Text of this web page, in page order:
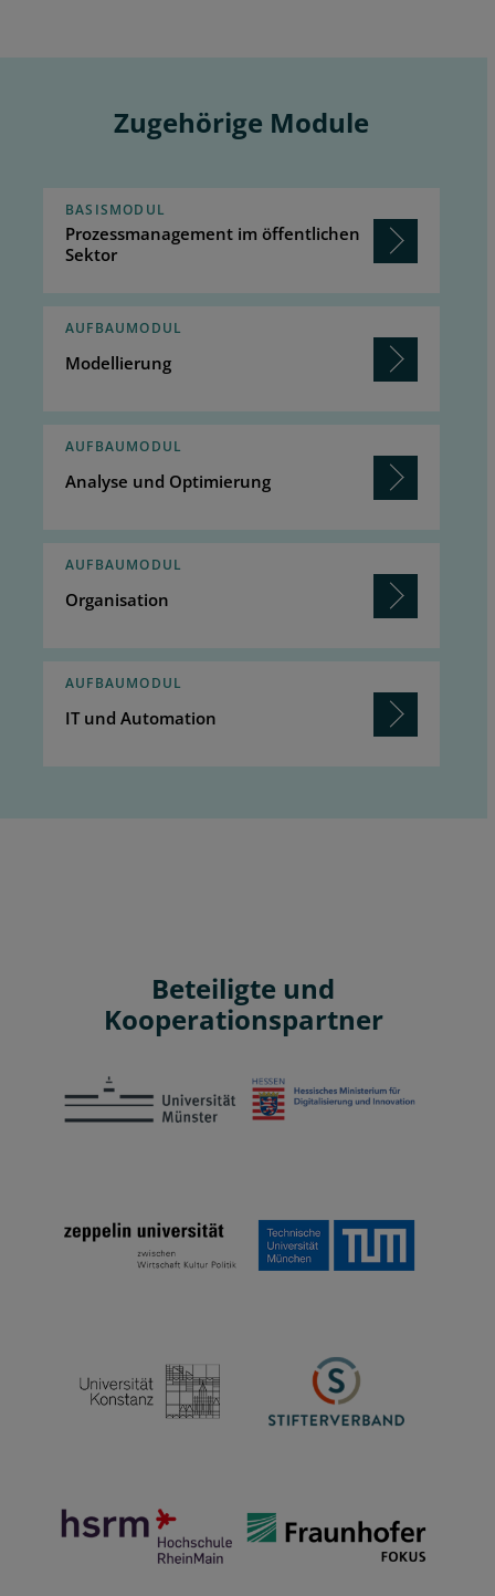
Zugehörige Module
BASISMODUL
Prozessmanagement im öffentlichen
Sektor
AUFBAUMODUL
Modellierung
AUFBAUMODUL
Analyse und Optimierung
AUFBAUMODUL
Organisation
AUFBAUMODUL
IT und Automation
Beteiligte und
Kooperationspartner